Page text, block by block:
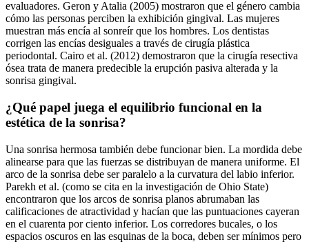
evaluadores. Geron y Atalia (2005) mostraron que el género cambia
cómo las personas perciben la exhibición gingival. Las mujeres
muestran más encía al sonreír que los hombres. Los dentistas
corrigen las encías desiguales a través de cirugía plástica
periodontal. Cairo et al. (2012) demostraron que la cirugía resectiva
ósea trata de manera predecible la erupción pasiva alterada y la
sonrisa gingival.
¿Qué papel juega el equilibrio funcional en la
estética de la sonrisa?
Una sonrisa hermosa también debe funcionar bien. La mordida debe
alinearse para que las fuerzas se distribuyan de manera uniforme. El
arco de la sonrisa debe ser paralelo a la curvatura del labio inferior.
Parekh et al. (como se cita en la investigación de Ohio State)
encontraron que los arcos de sonrisa planos abrumaban las
calificaciones de atractividad y hacían que las puntuaciones cayeran
en el cuarenta por ciento inferior. Los corredores bucales, o los
espacios oscuros en las esquinas de la boca, deben ser mínimos pero